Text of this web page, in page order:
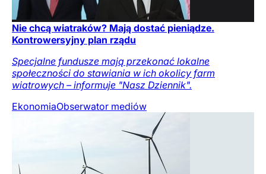
Nie chcą wiatraków? Mają dostać pieniądze.
Kontrowersyjny plan rządu
Specjalne fundusze mają przekonać lokalne
społeczności do stawiania w ich okolicy farm
wiatrowych – informuje "Nasz Dziennik".
EkonomiaObserwator mediów